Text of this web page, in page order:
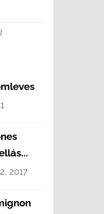
2017